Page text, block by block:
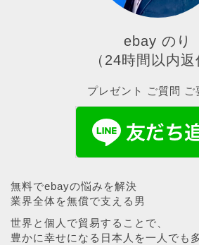
ebay のり
（24時間以内返
プレゼント ご質問 ご
無料でebayの悩みを解決
業界全体を無償で支える男
世界と個人で貿易することで、
豊かに幸せになる日本人を一人でも